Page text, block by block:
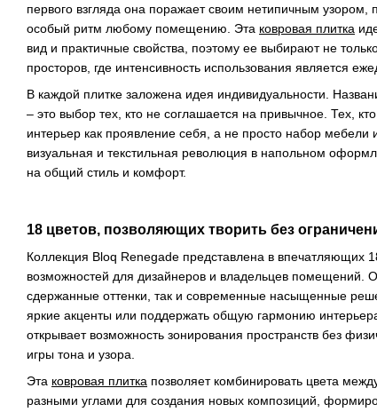
первого взгляда она поражает своим нетипичным
особый ритм любому помещению. Эта ковровая плитка
вид и практичные свойства, поэтому ее выбирают не
просторов, где интенсивность использования является
В каждой плитке заложена идея индивидуальности.
– это выбор тех, кто не соглашается на привычное. Тех,
интерьер как проявление себя, а не просто набор мебели
визуальная и текстильная революция в напольном
на общий стиль и комфорт.
18 цветов, позволяющих творить без
Коллекция Bloq Renegade представлена ​​в впечатляющих
возможностей для дизайнеров и владельцев помещений.
сдержанные оттенки, так и современные насыщенные
яркие акценты или поддержать общую гармонию
открывает возможность зонирования пространств без
игры тона и узора.
Эта ковровая плитка позволяет комбинировать цвета
разными углами для создания новых композиций,